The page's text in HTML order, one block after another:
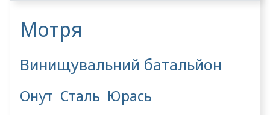
Мотря
Винищувальний батальйон
Онут Сталь Юрась